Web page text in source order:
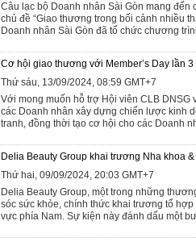
Câu lạc bộ Doanh nhân Sài Gòn mang đến
chủ đề “Giao thương trong bối cảnh nhiều
Doanh nhân Sài Gòn đã tổ chức chương
Cơ hội giao thương với Member’s Day lần
Thứ sáu, 13/09/2024, 08:59 GMT+7
Với mong muốn hỗ trợ Hội viên CLB
các Doanh nhân xây dựng chiến lược kinh
tranh, đồng thời tạo cơ hội cho các Doanh
Delia Beauty Group khai trương Nha khoa
Thứ hai, 09/09/2024, 20:03 GMT+7
Delia Beauty Group, một trong những
sóc sức khỏe, chính thức khai trương tổ
vực phía Nam. Sự kiện này đánh dấu một